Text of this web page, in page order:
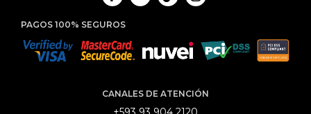
PAGOS 100% SEGUROS
CANALES DE ATENCIÓN